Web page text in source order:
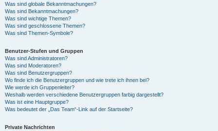
Was sind globale Bekanntmachungen?
Was sind Bekanntmachungen?
Was sind wichtige Themen?
Was sind geschlossene Themen?
Was sind Themen-Symbole?
Benutzer-Stufen und Gruppen
Was sind Administratoren?
Was sind Moderatoren?
Was sind Benutzergruppen?
Wo finde ich die Benutzergruppen und wie trete ich ihnen bei?
Wie werde ich Gruppenleiter?
Weshalb werden verschiedene Benutzergruppen farbig dargestellt?
Was ist eine Hauptgruppe?
Was bedeutet der „Das Team“-Link auf der Startseite?
Private Nachrichten